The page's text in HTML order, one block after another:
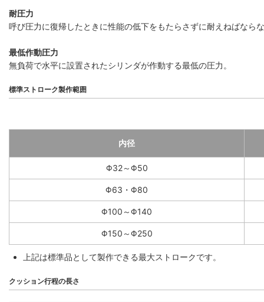
耐圧力
呼び圧力に復帰したときに性能の低下をもたらさずに耐えねばなら
最低作動圧力
無負荷で水平に設置されたシリンダが作動する最低の圧力。
標準ストローク製作範囲
内径
Φ32～Φ50
Φ63・Φ80
Φ100～Φ140
Φ150～Φ250
上記は標準品として製作できる最大ストロークです。
クッション行程の長さ